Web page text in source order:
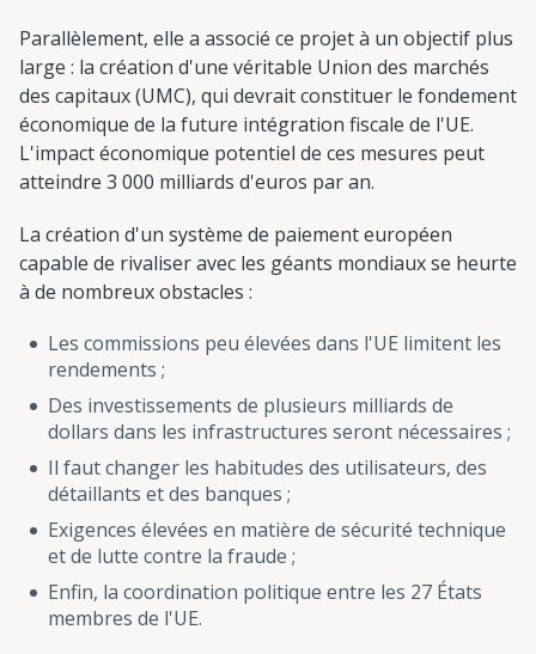
Parallèlement, elle a associé ce projet à un objectif plus
large : la création d'une véritable Union des marchés
des capitaux (UMC), qui devrait constituer le fondement
économique de la future intégration fiscale de l'UE.
L'impact économique potentiel de ces mesures peut
atteindre 3 000 milliards d'euros par an.
La création d'un système de paiement européen
capable de rivaliser avec les géants mondiaux se heurte
à de nombreux obstacles :
Les commissions peu élevées dans l'UE limitent les
rendements ;
Des investissements de plusieurs milliards de
dollars dans les infrastructures seront nécessaires ;
Il faut changer les habitudes des utilisateurs, des
détaillants et des banques ;
Exigences élevées en matière de sécurité technique
et de lutte contre la fraude ;
Enfin, la coordination politique entre les 27 États
membres de l'UE.